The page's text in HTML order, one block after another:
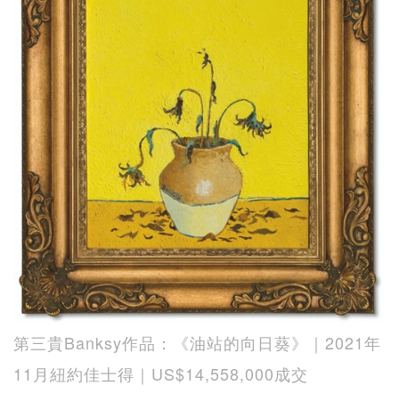
第三貴Banksy作品：《油站的向日葵》｜2021年
11月紐約佳士得｜US$14,558,000成交